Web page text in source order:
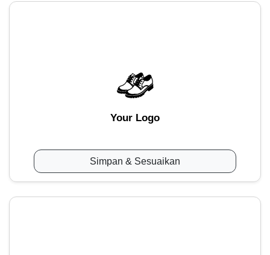
Your Logo
Simpan & Sesuaikan